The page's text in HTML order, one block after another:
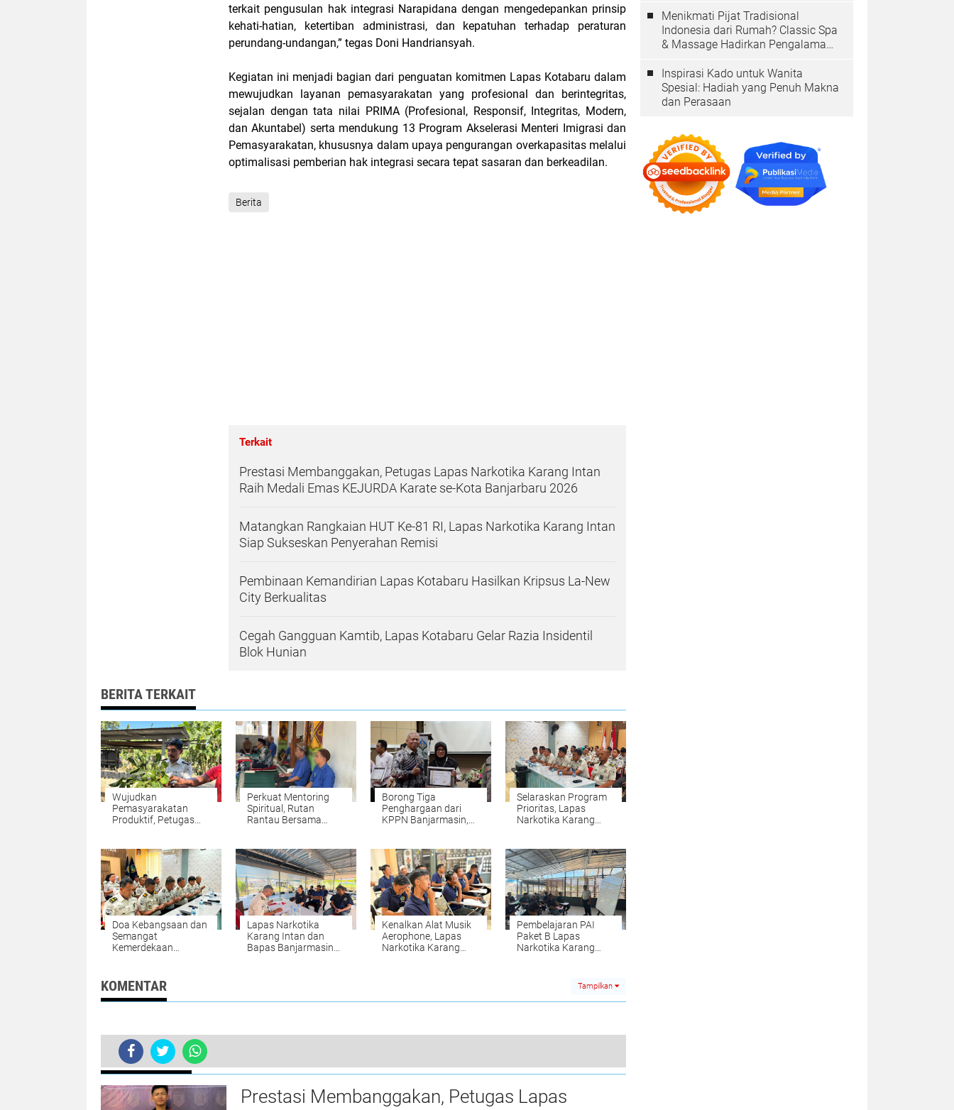
terkait pengusulan hak integrasi Narapidana dengan mengedepankan prinsip
kehati-hatian, ketertiban administrasi, dan kepatuhan terhadap peraturan
perundang-undangan,” tegas Doni Handriansyah.
Kegiatan ini menjadi bagian dari penguatan komitmen Lapas Kotabaru dalam
mewujudkan layanan pemasyarakatan yang profesional dan berintegritas,
sejalan dengan tata nilai PRIMA (Profesional, Responsif, Integritas, Modern,
dan Akuntabel) serta mendukung 13 Program Akselerasi Menteri Imigrasi dan
Pemasyarakatan, khususnya dalam upaya pengurangan overkapasitas melalui
optimalisasi pemberian hak integrasi secara tepat sasaran dan berkeadilan.
Berita
Terkait
Prestasi Membanggakan, Petugas Lapas Narkotika Karang Intan
Raih Medali Emas KEJURDA Karate se-Kota Banjarbaru 2026
Matangkan Rangkaian HUT Ke-81 RI, Lapas Narkotika Karang Intan
Siap Sukseskan Penyerahan Remisi
Pembinaan Kemandirian Lapas Kotabaru Hasilkan Kripsus La-New
City Berkualitas
Cegah Gangguan Kamtib, Lapas Kotabaru Gelar Razia Insidentil
Blok Hunian
BERITA TERKAIT
Wujudkan
Pemasyarakatan
Produktif, Petugas
Sawi di Lahan SAE
Perkuat Mentoring
Spiritual, Rutan
Rantau Bersama
Kegiatan Tausyiah
Borong Tiga
Penghargaan dari
KPPN Banjarmasin,
Buktikan Tata Kelola
Transparan
Selaraskan Program
Prioritas, Lapas
Narkotika Karang
Doa Kebangsaan dan
Semangat
Kemerdekaan
Intan Teguhkan
Persatuan
Lapas Narkotika
Karang Intan dan
Bapas Banjarmasin
Kenalkan Alat Musik
Aerophone, Lapas
Narkotika Karang
Pembelajaran PAI
Paket B Lapas
Narkotika Karang
Kebaikan Salat
KOMENTAR Tampilkan
Optimalkan Hak Integrasi, Lapas Kotabaru Simak Instruksi Dirjenpas Mengenai Ketertiban Administrasi
BERITA TERKINI
Prestasi Membanggakan, Petugas Lapas
Menikmati Pijat Tradisional
Indonesia dari Rumah? Classic Spa
& Massage Hadirkan Pengalaman
Inspirasi Kado untuk Wanita
Spesial: Hadiah yang Penuh Makna
dan Perasaan